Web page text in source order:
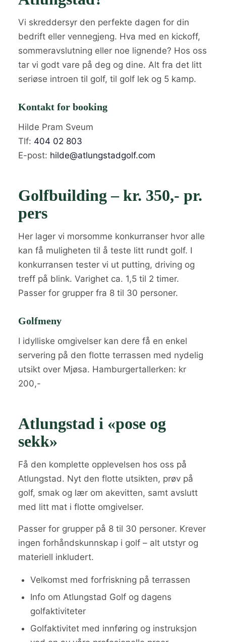
Vi skreddersyr den perfekte dagen for din
bedrift eller vennegjeng. Hva med en kickoff,
sommeravslutning eller noe lignende? Hos oss
tar vi godt vare på deg og dine. Alt fra det litt
seriøse introen til golf, til golf lek og 5 kamp.
Kontakt for booking
Hilde Pram Sveum
Tlf: 404 02 803
E-post: hilde@atlungstadgolf.com
Golfbuilding – kr. 350,- pr.
pers
Her lager vi morsomme konkurranser hvor alle
kan få muligheten til å teste litt rundt golf. I
konkurransen tester vi ut putting, driving og
treff på blink. Varighet ca. 1,5 til 2 timer.
Passer for grupper fra 8 til 30 personer.
Golfmeny
I idylliske omgivelser kan dere få en enkel
servering på den flotte terrassen med nydelig
utsikt over Mjøsa. Hamburgertallerken: kr
200,-
Atlungstad i «pose og
sekk»
Få den komplette opplevelsen hos oss på
Atlungstad. Nyt den flotte utsikten, prøv på
golf, smak og lær om akevitten, samt avslutt
med litt mat i flotte omgivelser.
Passer for grupper på 8 til 30 personer. Krever
ingen forhåndskunnskap i golf – alt utstyr og
materiell inkludert.
Velkomst med forfriskning på terrassen
Info om Atlungstad Golf og dagens
golfaktiviteter
Golfaktivitet med innføring og instruksjon